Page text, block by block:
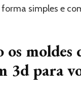
simples e
os moldes
3d para